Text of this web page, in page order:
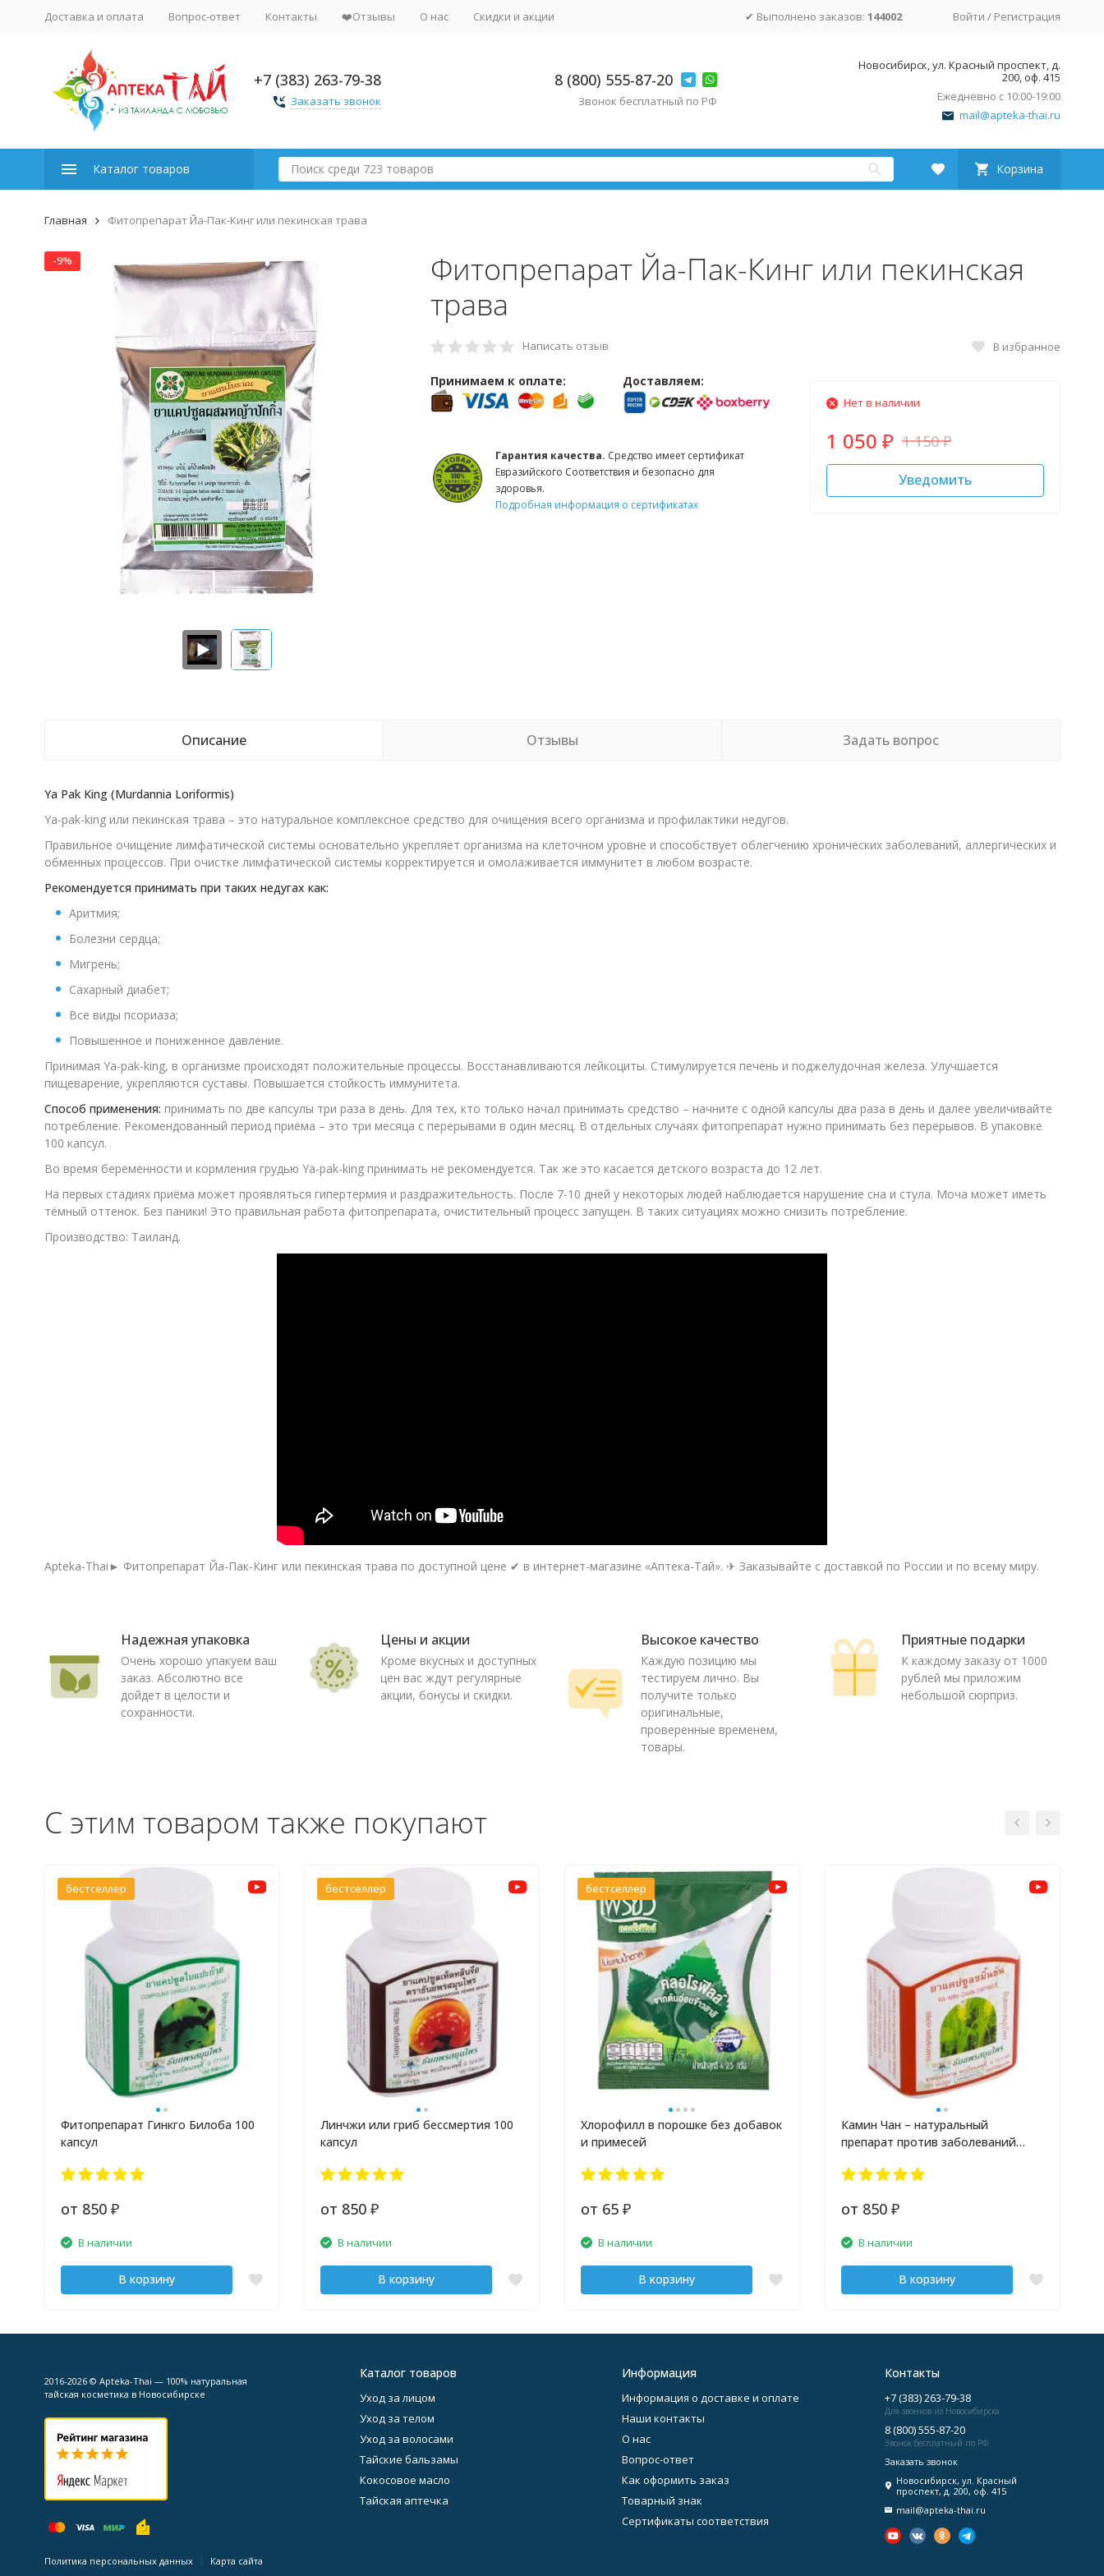
Доставка и оплата Вопрос-ответ Контакты ❤️Отзывы О нас Скидки и акции ✔ Выполнено заказов: 144002 Войти / Регистрация
+7 (383) 263-79-38
Заказать звонок
8 (800) 555-87-20
Звонок бесплатный по РФ
Новосибирск, ул. Красный проспект, д.
200, оф. 415
Ежедневно с 10:00-19:00
mail@apteka-thai.ru
Каталог товаров Корзина
Главная Фитопрепарат Йа-Пак-Кинг или пекинская трава
-9%
Фитопрепарат Йа-Пак-Кинг или пекинская
трава
Написать отзыв В избранное
Принимаем к оплате: Доставляем:
Гарантия качества. Средство имеет сертификат
Евразийского Соответствия и безопасно для
здоровья.
Подробная информация о сертификатах
Нет в наличии
1 050 ₽ 1 150₽
Уведомить
Описание Отзывы Задать вопрос
Ya Pak King (Murdannia Loriformis)
Ya-pak-king или пекинская трава – это натуральное комплексное средство для очищения всего организма и профилактики недугов.
Правильное очищение лимфатической системы основательно укрепляет организма на клеточном уровне и способствует облегчению хронических заболеваний, аллергических и
обменных процессов. При очистке лимфатической системы корректируется и омолаживается иммунитет в любом возрасте.
Рекомендуется принимать при таких недугах как:
Аритмия;
Болезни сердца;
Мигрень;
Сахарный диабет;
Все виды псориаза;
Повышенное и пониженное давление.
Принимая Ya-pak-king, в организме происходят положительные процессы. Восстанавливаются лейкоциты. Стимулируется печень и поджелудочная железа. Улучшается
пищеварение, укрепляются суставы. Повышается стойкость иммунитета.
Способ применения: принимать по две капсулы три раза в день. Для тех, кто только начал принимать средство – начните с одной капсулы два раза в день и далее увеличивайте
потребление. Рекомендованный период приёма – это три месяца с перерывами в один месяц. В отдельных случаях фитопрепарат нужно принимать без перерывов. В упаковке
100 капсул.
Во время беременности и кормления грудью Ya-pak-king принимать не рекомендуется. Так же это касается детского возраста до 12 лет.
На первых стадиях приёма может проявляться гипертермия и раздражительность. После 7-10 дней у некоторых людей наблюдается нарушение сна и стула. Моча может иметь
тёмный оттенок. Без паники! Это правильная работа фитопрепарата, очистительный процесс запущен. В таких ситуациях можно снизить потребление.
Производство: Таиланд.
Apteka-Thai► Фитопрепарат Йа-Пак-Кинг или пекинская трава по доступной цене ✔ в интернет-магазине «Аптека-Тай». ✈ Заказывайте с доставкой по России и по всему миру.
Надежная упаковка
Очень хорошо упакуем ваш
заказ. Абсолютно все
дойдет в целости и
сохранности.
Цены и акции
Кроме вкусных и доступных
цен вас ждут регулярные
акции, бонусы и скидки.
Высокое качество
Каждую позицию мы
тестируем лично. Вы
получите только
оригинальные,
проверенные временем,
товары.
Приятные подарки
К каждому заказу от 1000
рублей мы приложим
небольшой сюрприз.
С этим товаром также покупают
бестселлер
Фитопрепарат Гинкго Билоба 100
капсул
от 850 ₽
В наличии
В корзину
бестселлер
Линчжи или гриб бессмертия 100
капсул
от 850₽
В наличии
В корзину
бестселлер
Хлорофилл в порошке без добавок
и примесей
от 65 ₽
В наличии
В корзину
Камин Чан – натуральный
препарат против заболеваний
от 850 ₽
В наличии
В корзину
2016-2026 © Apteka-Thai — 100% натуральная
тайская косметика в Новосибирске
Политика персональных данных Карта сайта
Каталог товаров
Уход за лицом
Уход за телом
Уход за волосами
Тайские бальзамы
Кокосовое масло
Тайская аптечка
Информация
Информация о доставке и оплате
Наши контакты
О нас
Вопрос-ответ
Как оформить заказ
Товарный знак
Сертификаты соответствия
Контакты
+7 (383) 263-79-38
Для звонков из Новосибирска
8 (800) 555-87-20
Звонок бесплатный по РФ
Заказать звонок
Новосибирск, ул. Красный
проспект, д. 200, оф. 415
mail@apteka-thai.ru